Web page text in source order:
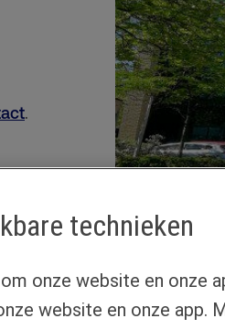
.
technieken
onze website en onze
website en onze app.